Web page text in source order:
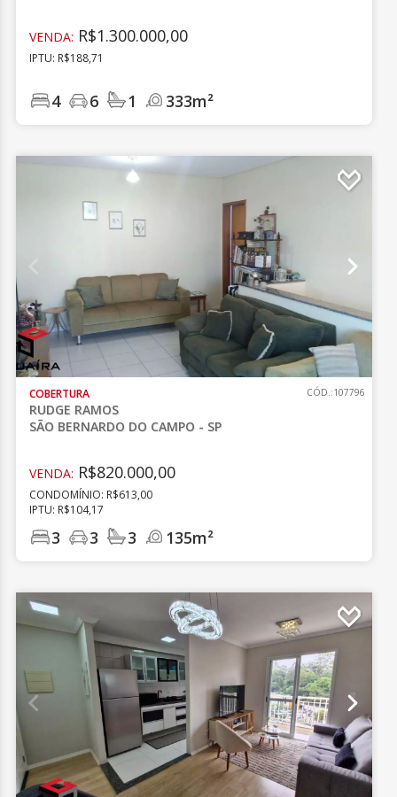
VENDA: R$1.300.000,00
IPTU: R$188,71
4 6 1 333m²
COBERTURA
RUDGE RAMOS
SÃO BERNARDO DO CAMPO - SP
CÓD.:107796
VENDA: R$820.000,00
CONDOMÍNIO: R$613,00
IPTU: R$104,17
3 3 3 135m²